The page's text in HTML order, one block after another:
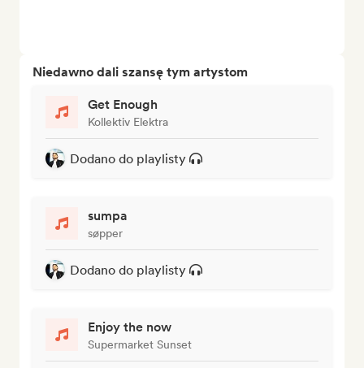
Niedawno dali szansę tym artystom
Get Enough
Kollektiv Elektra
Dodano do playlisty
sumpa
søpper
Dodano do playlisty
Enjoy the now
Supermarket Sunset